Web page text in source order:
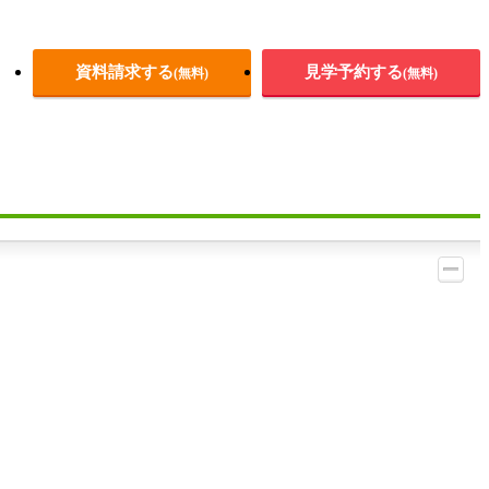
資料請求する(無料) 見学予約する(無料)